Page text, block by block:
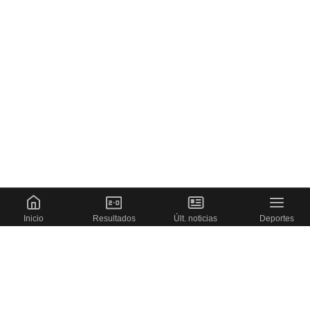
Inicio Resultados Últ. noticias Deportes